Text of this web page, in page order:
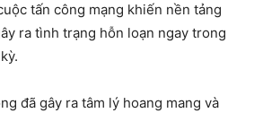
tấn công mạng khiến nền tảng
ra tình trạng hỗn loạn ngay trong
đã gây ra tâm lý hoang mang và